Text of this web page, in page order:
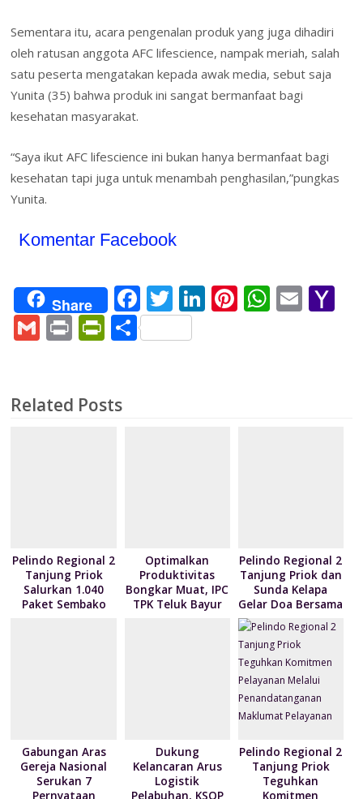
Sementara itu, acara pengenalan produk yang juga dihadiri
oleh ratusan anggota AFC lifescience, nampak meriah, salah
satu peserta mengatakan kepada awak media, sebut saja
Yunita (35) bahwa produk ini sangat bermanfaat bagi
kesehatan masyarakat.
“Saya ikut AFC lifescience ini bukan hanya bermanfaat bagi
kesehatan tapi juga untuk menambah penghasilan,”pungkas
Yunita.
Komentar Facebook
Share F
ac
e
T
w
itt
Li Pi W E
G
l
Pr Pr
ri
S
Related Posts
Pelindo Regional 2
Tanjung Priok
Salurkan 1.040
Paket Sembako
Optimalkan
Produktivitas
Bongkar Muat, IPC
TPK Teluk Bayur
Pelindo Regional 2
Tanjung Priok dan
Sunda Kelapa
Gelar Doa Bersama
serta Santun Anak
Yatim
Gabungan Aras
Gereja Nasional
Serukan 7
Pernyataan
Dukung
Kelancaran Arus
Logistik
Pelabuhan, KSOP
Pelindo Regional 2
Tanjung Priok
Teguhkan
Komitmen